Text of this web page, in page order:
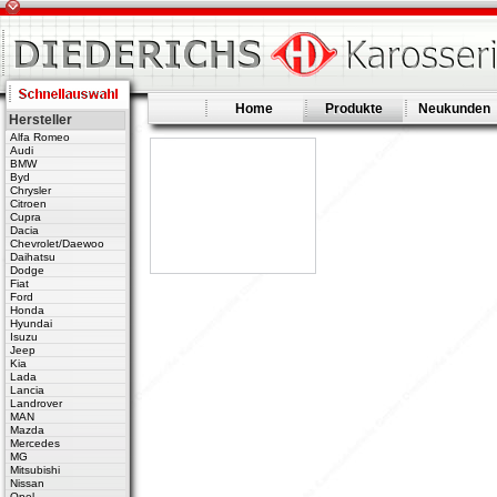
Home Produkte Neukunden
Hersteller
Alfa Romeo
Audi
BMW
Byd
Chrysler
Citroen
Cupra
Dacia
Chevrolet/Daewoo
Daihatsu
Dodge
Fiat
Ford
Honda
Hyundai
Isuzu
Jeep
Kia
Lada
Lancia
Landrover
MAN
Mazda
Mercedes
MG
Mitsubishi
Nissan